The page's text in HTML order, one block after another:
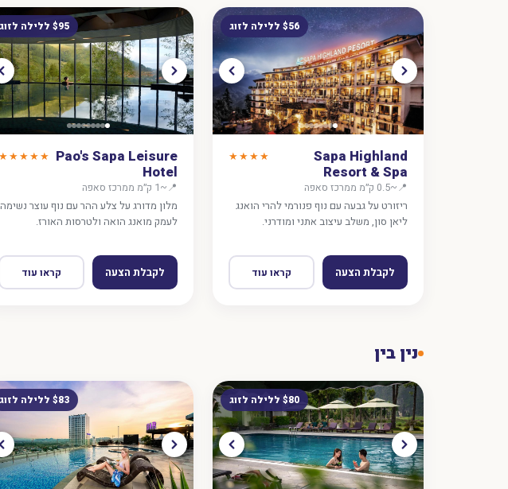
$56 ללילה לזוג
Sapa Highland
Resort & Spa
★★★★
📍~0.5 ק״מ ממרכז סאפה
ריזורט על גבעה עם נוף פנורמי להרי הואנג
ליאן סון, משלב עיצוב אתני ומודרני.
לקבלת הצעה קראו עוד
$95 ללילה לזוג
Pao's Sapa Leisure
Hotel
★★★★★
📍~1 ק״מ ממרכז סאפה
מלון מדורג על צלע ההר עם נוף עוצר נשימה
לעמק מואנג הואה ולטרסות האורז.
לקבלת הצעה קראו עוד
נין בין
$80 ללילה לזוג $83 ללילה לזוג